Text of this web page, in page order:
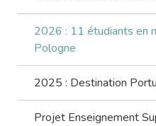
2026 : 11 étudiants en
Pologne
2025 : Destination
Projet Enseignement